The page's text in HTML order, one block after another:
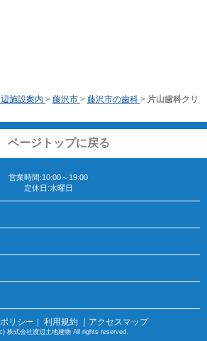
施設案内 > 藤沢市 > 藤沢市の歯科 > 片山歯科クリ
ページトップに戻る
営業時間:10:00～19:00
定休日:水曜日
リシー ｜ 利用規約 ｜アクセスマップ
株式会社渡辺土地建物 All rights reserved.